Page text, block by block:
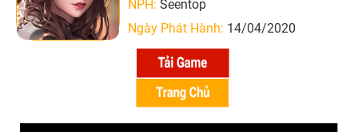
NPH: Seentop
Ngày Phát Hành: 14/04/2020